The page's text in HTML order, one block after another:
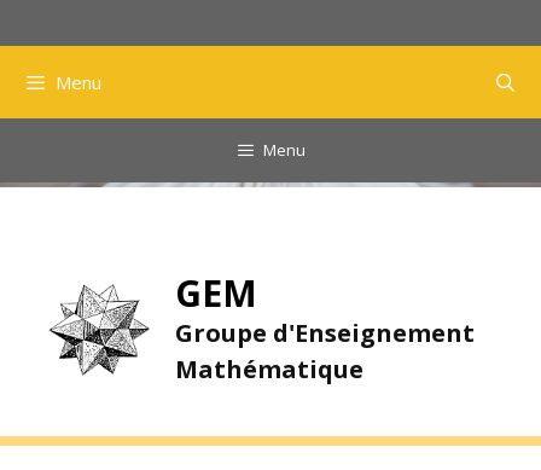
Menu
Menu
GEM
Groupe d'Enseignement
Mathématique